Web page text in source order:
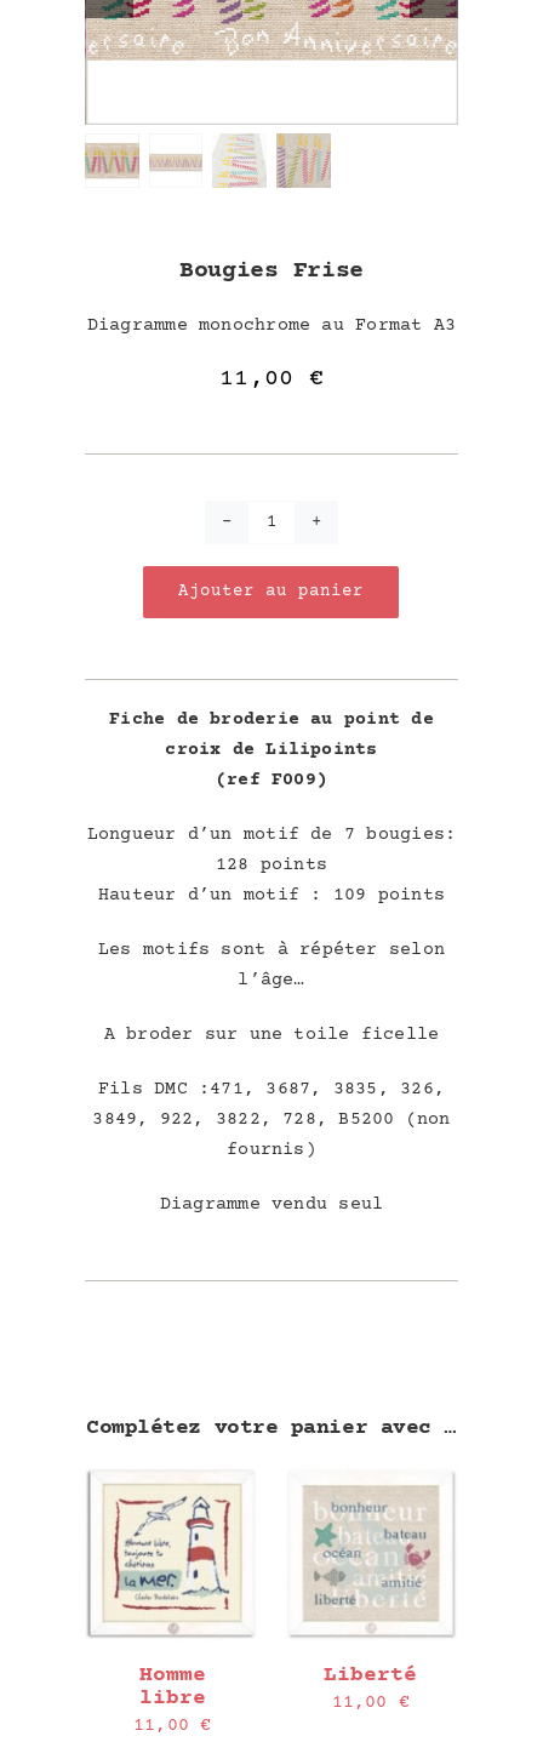
Bougies Frise
Diagramme monochrome au Format A3
11,00 €
de
Bougies
Ajouter au panier
Fiche de broderie au point de
croix de Lilipoints
(ref F009)
Longueur d’un motif de 7 bougies:
128 points
Hauteur d’un motif : 109 points
Les motifs sont à répéter selon
l’âge…
A broder sur une toile ficelle
Fils DMC :471, 3687, 3835, 326,
3849, 922, 3822, 728, B5200 (non
fournis)
Diagramme vendu seul
Complétez votre panier avec …
Homme
libre
11,00€
Liberté
11,00 €